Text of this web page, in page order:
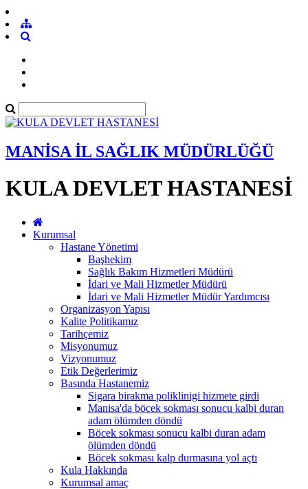
MANİSA İL SAĞLIK MÜDÜRLÜĞÜ
KULA DEVLET HASTANESİ
Kurumsal
Hastane Yönetimi
Başhekim
Sağlık Bakım Hizmetleri Müdürü
İdari ve Mali Hizmetler Müdürü
İdari ve Mali Hizmetler Müdür Yardımcısı
Organizasyon Yapısı
Kalite Politikamız
Tarihçemiz
Misyonumuz
Vizyonumuz
Etik Değerlerimiz
Basında Hastanemiz
Sigara birakma poliklinigi hizmete girdi
Manisa'da böcek sokması sonucu kalbi duran
adam ölümden döndü
Böcek sokması sonucu kalbi duran adam
ölümden döndü
Böcek sokması kalp durmasına yol açtı
Kula Hakkında
Kurumsal amaç